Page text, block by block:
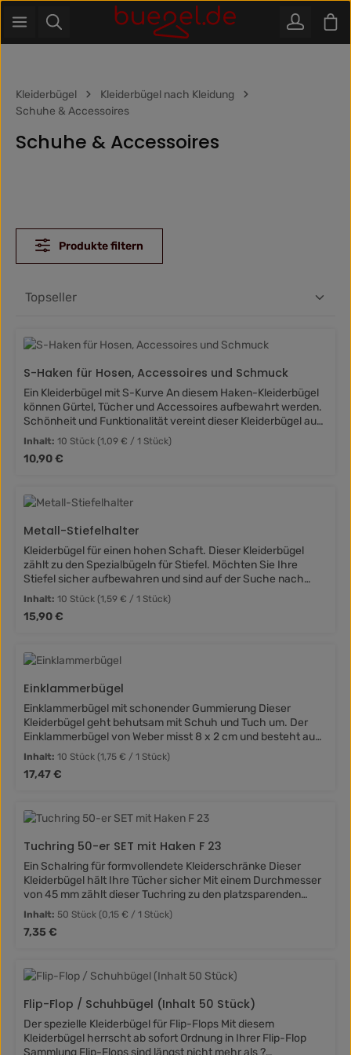
Zum Hauptinhalt springen
Kleiderbügel
Kleiderbügel nach Kleidung
Schuhe & Accessoires
Schuhe & Accessoires
Produkte filtern
S-Haken für Hosen, Accessoires und Schmuck
Ein Kleiderbügel mit S-Kurve An diesem Haken-Kleiderbügel
können Gürtel, Tücher und Accessoires aufbewahrt werden.
Schönheit und Funktionalität vereint dieser Kleiderbügel aus
Metall. Während er optisch durch silberne Symmetrie und
eine harmonische Linie überzeugt, zeigt er sich im Alltag
vielseitig einsetzbar. Ob Schmuck, Gürtel, Halstücher oder
Diesen Spezial-Kleiderbügel können Sie zu 10 oder zu 50
Stück bei uns bestellen. Der Haken für Accessoires auf
Inhalt:10 Stück (1,09 € / 1 Stück)
Regulärer Preis:
10,90 €
Metall-Stiefelhalter
Kleiderbügel für einen hohen Schaft. Dieser Kleiderbügel
zählt zu den Spezialbügeln für Stiefel. Möchten Sie Ihre
Stiefel sicher aufbewahren und sind auf der Suche nach
einem passenden Hänger? Mit diesem Spezial-Kleiderbügel
können Sie Ihre Stiefel knitterfrei aufhängen. Klemmen Sie
einfach den Schaft an der Klammer fest und hängen Sie den
Sie erhalten den Stiefel-Kleiderbügel zu zehn oder zu 50
Stück. Der Stiefelhalter auf einen Blick: aus Metall
Inhalt:10 Stück (1,59 € / 1 Stück)
Regulärer Preis:
15,90 €
Einklammerbügel
Einklammerbügel mit schonender Gummierung Dieser
Kleiderbügel geht behutsam mit Schuh und Tuch um. Der
Einklammerbügel von Weber misst 8 x 2 cm und besteht aus
stabilem Metall. An der Klammer mit schwarzer Gummierung
lassen sich Schuhe, Stiefel, Schals und Halstücher sicher
am Kleiderbügel befestigen. Der Einklammerbügel auf
Inhalt:10 Stück (1,75 € / 1 Stück)
Regulärer Preis:
17,47 €
Tuchring 50-er SET mit Haken F 23
Ein Schalring für formvollendete Kleiderschränke Dieser
Kleiderbügel hält Ihre Tücher sicher Mit einem Durchmesser
von 45 mm zählt dieser Tuchring zu den platzsparenden
Kleiderbügeln und kann zugleich durch seine vielseitigen
Einsatzmöglichkeiten überzeugen. Fädeln Sie Stoffe und
Textilien einfach durch die Öffnung und erfreuen Sie sich an
kräftigen Schwarz oder dezentem frosted Design. Tücher
und Schals finden so auch besonders stilvoll den passenden
einen Blick: Durchmesser von 45 mm stabiler Haken in
Schwarz oder frosted erhältlich
Inhalt: 50 Stück (0,15 € / 1 Stück)
Regulärer Preis:
7,35 €
Flip-Flop / Schuhbügel (Inhalt 50 Stück)
Der spezielle Kleiderbügel für Flip-Flops Mit diesem
Kleiderbügel herrscht ab sofort Ordnung in Ihrer Flip-Flop